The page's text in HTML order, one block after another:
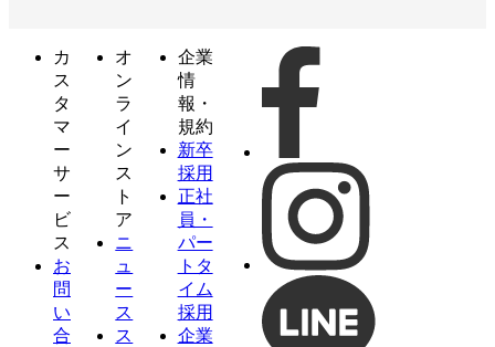
カ
ス
タ
マ
ー
サ
ー
ビ
ス
お
問
い
合
オ
ン
ラ
イ
ン
ス
ト
ア
ニ
ュ
ー
ス
ス
企業
情
報・
規約
新卒
採用
正社
員・
パー
トタ
イム
採用
企業